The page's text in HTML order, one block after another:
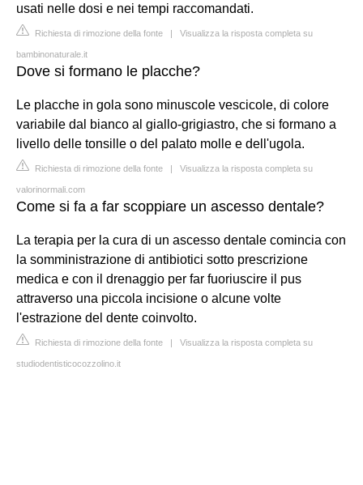
usati nelle dosi e nei tempi raccomandati.
Richiesta di rimozione della fonte | Visualizza la risposta completa su
bambinonaturale.it
Dove si formano le placche?
Le placche in gola sono minuscole vescicole, di colore
variabile dal bianco al giallo-grigiastro, che si formano a
livello delle tonsille o del palato molle e dell'ugola.
Richiesta di rimozione della fonte | Visualizza la risposta completa su
valorinormali.com
Come si fa a far scoppiare un ascesso dentale?
La terapia per la cura di un ascesso dentale comincia con
la somministrazione di antibiotici sotto prescrizione
medica e con il drenaggio per far fuoriuscire il pus
attraverso una piccola incisione o alcune volte
l'estrazione del dente coinvolto.
Richiesta di rimozione della fonte | Visualizza la risposta completa su
studiodentisticocozzolino.it